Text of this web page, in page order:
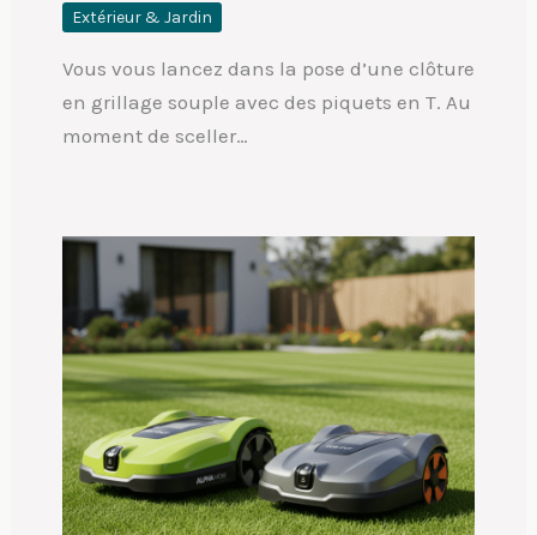
Extérieur & Jardin
Vous vous lancez dans la pose d’une clôture
en grillage souple avec des piquets en T. Au
moment de sceller…